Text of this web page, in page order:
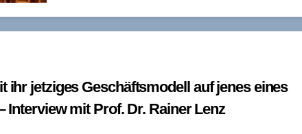
ihr jetziges Geschäftsmodell auf jenes eines
mit Prof. Dr. Rainer Lenz